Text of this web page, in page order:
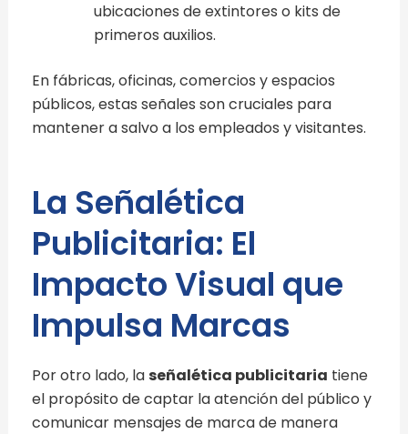
ubicaciones de extintores o kits de
primeros auxilios.
En fábricas, oficinas, comercios y espacios
públicos, estas señales son cruciales para
mantener a salvo a los empleados y visitantes.
La Señalética
Publicitaria: El
Impacto Visual que
Impulsa Marcas
Por otro lado, la señalética publicitaria tiene
el propósito de captar la atención del público y
comunicar mensajes de marca de manera